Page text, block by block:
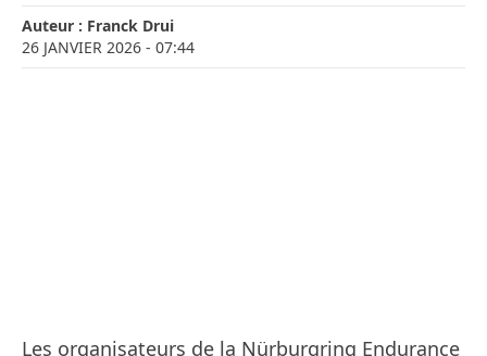
Auteur : Franck Drui
26 JANVIER 2026 - 07:44
Les organisateurs de la Nürburgring Endurance